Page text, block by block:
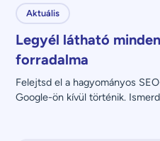
Aktuális
Legyél látható
forradalma
Felejtsd el a hagyományos
Google-ön kívül történik.